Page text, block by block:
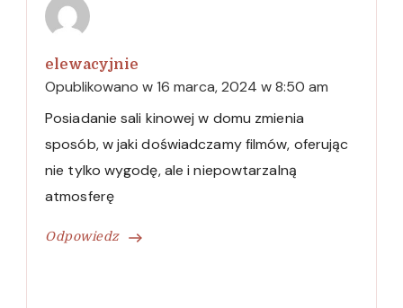
elewacyjnie
Opublikowano w16 marca, 2024 w 8:50 am
Odpowiedz
Posiadanie sali kinowej w domu zmienia
sposób, w jaki doświadczamy filmów, oferując
nie tylko wygodę, ale i niepowtarzalną
atmosferę